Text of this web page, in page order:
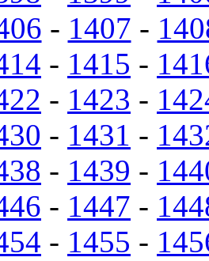
- 1407 -
- 1415 -
- 1423 -
- 1431 -
- 1439 -
- 1447 -
- 1455 -